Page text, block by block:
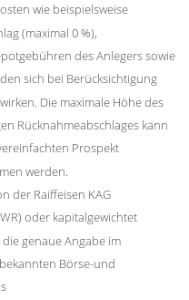
wie beispielsweise
(maximal 0 %),
des Anlegers sowie
sich bei Berücksichtigung
Die maximale Höhe des
Rücknahmeabschlages kann
Prospekt
werden.
der Raiffeisen KAG
oder kapitalgewichtet
genaue Angabe im
Börse-und